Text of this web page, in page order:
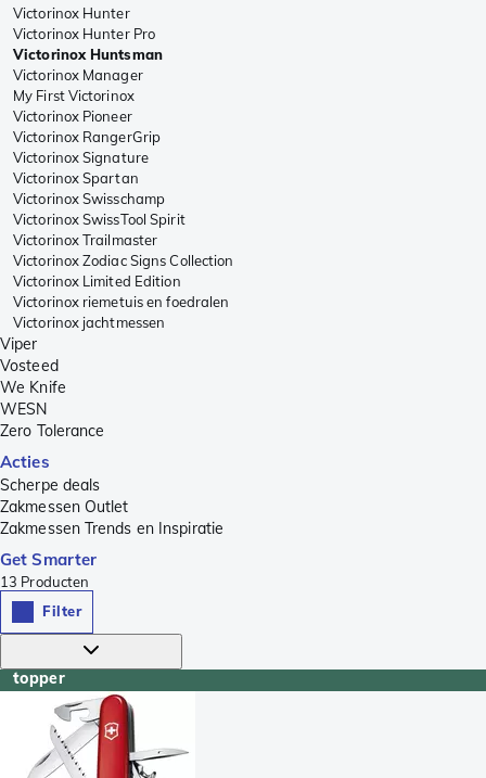
Victorinox Hunter
Victorinox Hunter Pro
Victorinox Huntsman
Victorinox Manager
My First Victorinox
Victorinox Pioneer
Victorinox RangerGrip
Victorinox Signature
Victorinox Spartan
Victorinox Swisschamp
Victorinox SwissTool Spirit
Victorinox Trailmaster
Victorinox Zodiac Signs Collection
Victorinox Limited Edition
Victorinox riemetuis en foedralen
Victorinox jachtmessen
Viper
Vosteed
We Knife
WESN
Zero Tolerance
Acties
Scherpe deals
Zakmessen Outlet
Zakmessen Trends en Inspiratie
Get Smarter
13 Producten
Filter
topper